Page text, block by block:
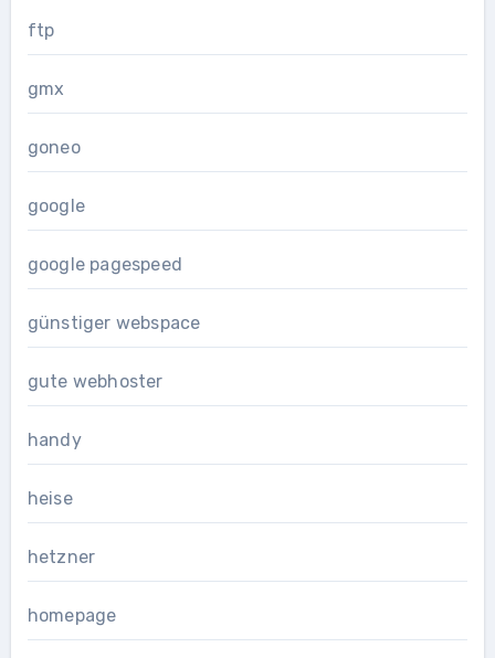
ftp
gmx
goneo
google
google pagespeed
günstiger webspace
gute webhoster
handy
heise
hetzner
homepage